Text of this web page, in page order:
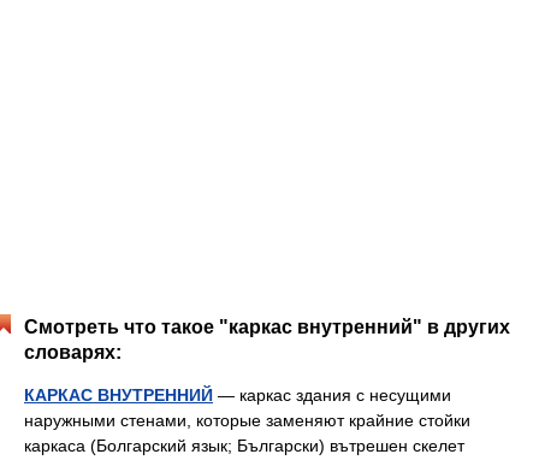
Смотреть что такое "каркас внутренний" в других
словарях:
КАРКАС ВНУТРЕННИЙ — каркас здания с несущими
наружными стенами, которые заменяют крайние стойки
каркаса (Болгарский язык; Български) вътрешен скелет